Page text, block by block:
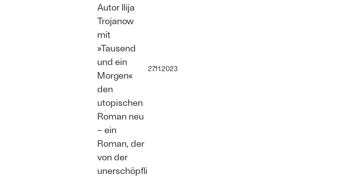
Autor Ilija
Trojanow
mit
»Tausend
und ein
Morgen«
den
utopischen
Roman neu
– ein
Roman, der
von der
unerschöpfli
27.11.2023